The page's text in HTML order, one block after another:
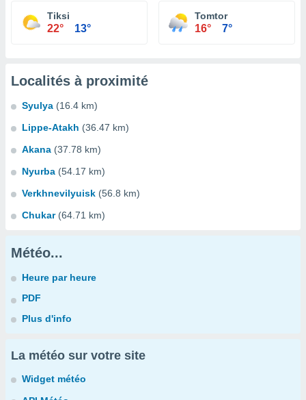
Tiksi
22° 13°
Tomtor
16° 7°
Localités à proximité
Syulya (16.4 km)
Lippe-Atakh (36.47 km)
Akana (37.78 km)
Nyurba (54.17 km)
Verkhnevilyuisk (56.8 km)
Chukar (64.71 km)
Météo...
Heure par heure
PDF
Plus d'info
La météo sur votre site
Widget météo